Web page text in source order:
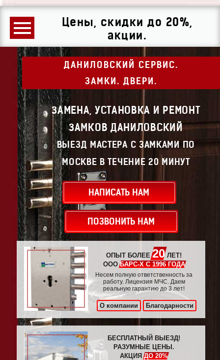
Цены, скидки до 20%,
акции.
ДАНИЛОВСКИЙ СЕРВИС.
ЗАМКИ. ДВЕРИ.
ЗАМЕНА, УСТАНОВКА И РЕМОНТ
ЗАМКОВ ДАНИЛОВСКИЙ
ВЫЕЗД МАСТЕРА С ЗАМКАМИ ПО
МОСКВЕ В ТЕЧЕНИЕ 20 МИНУТ
НАПИСАТЬ НАМ
ПОЗВОНИТЬ НАМ
ОПЫТ БОЛЕЕ20ЛЕТ!
ОООБАРС-Х С 1996 ГОДА
Несем полную ответственность за
работу. Лицензия МЧС. Даем
реальную гарантию до 3 лет!
О компании Благодарности
БЕСПЛАТНЫЙ ВЫЕЗД!
РАЗУМНЫЕ ЦЕНЫ.
АКЦИЯДО 20%